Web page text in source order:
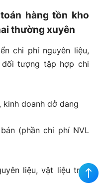
hàng tồn kho
thường xuyên
chi phí nguyên liệu,
tượng tập hợp chi
kinh doanh dở dang
(phần chi phí NVL
liệu, vật liệu trực